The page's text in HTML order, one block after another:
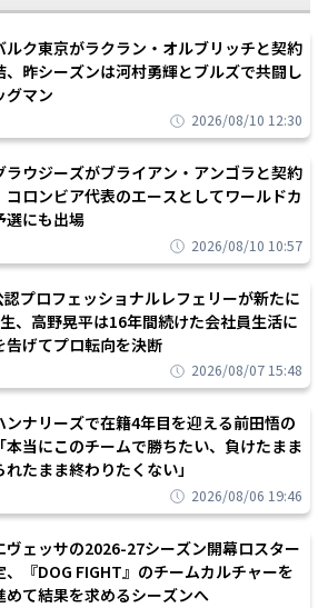
ルク東京がラクラン・オルブリッチと契約
、昨シーズンは河村勇輝とブルズで共闘し
グマン
2026/08/10 12:30
ラウジーズがブライアン・アンゴラと契約
コロンビア代表のエースとしてワールドカ
選にも出場
2026/08/10 10:57
プロフェッショナルレフェリーが新たに
、高野晃平は16年間続けた会社員生活に
告げてプロ転向を決断
2026/08/07 15:48
ンナリーズで在籍4年目を迎える前田悟の
本当にこのチームで勝ちたい、負けたまま
れたまま終わりたくない」
2026/08/06 19:46
ヴェッサの2026-27シーズン開幕ロスター
、『DOG FIGHT』のチームカルチャーを
めて結果を求めるシーズンへ